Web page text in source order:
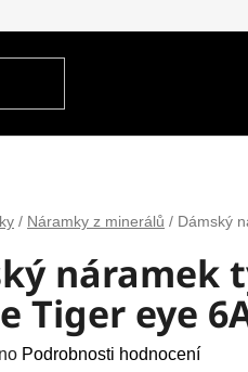
Výměna, vrácení,
/ Náramky z minerálů / Dámský
náramek
Tiger eye
Podrobnosti hodnocení